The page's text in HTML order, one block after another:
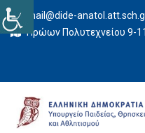
mail@dide-
Ηρώων Πολυτεχνείου 9-